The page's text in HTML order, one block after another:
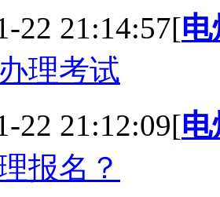
22 21:14:57[
理考试
22 21:12:09[
报名？